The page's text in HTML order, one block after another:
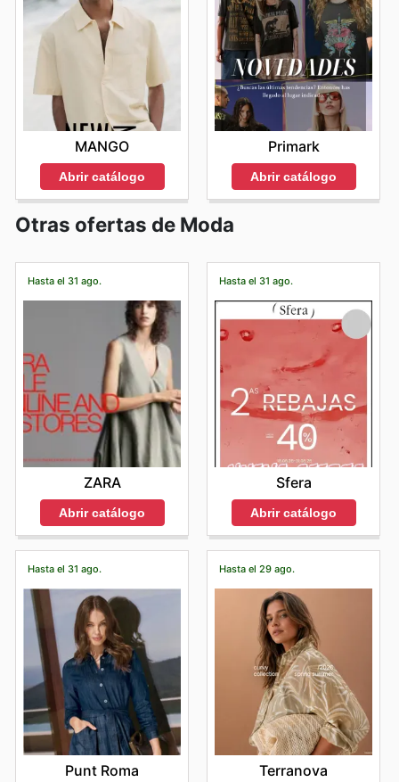
MANGO
Abrir catálogo
Primark
Abrir catálogo
Otras ofertas de Moda
Hasta el 31 ago.
ZARA
Abrir catálogo
Hasta el 31 ago.
Sfera
Abrir catálogo
Hasta el 31 ago.
Punt Roma
Hasta el 29 ago.
Terranova